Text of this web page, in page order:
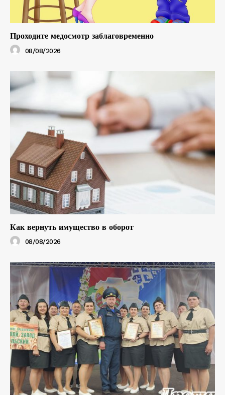
Проходите медосмотр заблаговременно
08/08/2026
Как вернуть имущество в оборот
08/08/2026